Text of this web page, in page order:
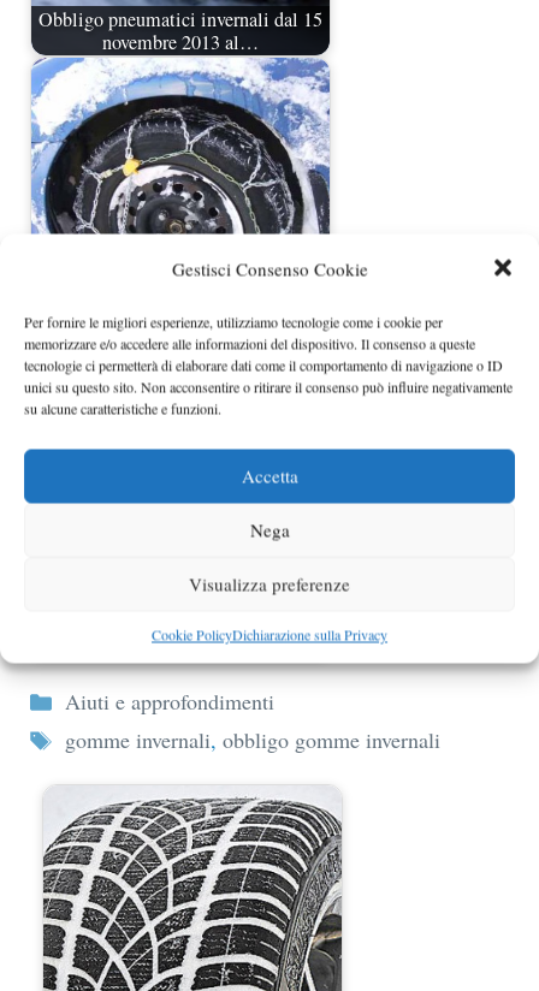
Gestisci Consenso Cookie
Per fornire le migliori esperienze, utilizziamo tecnologie come i cookie per
memorizzare e/o accedere alle informazioni del dispositivo. Il consenso a queste
tecnologie ci permetterà di elaborare dati come il comportamento di navigazione o ID
unici su questo sito. Non acconsentire o ritirare il consenso può influire negativamente
su alcune caratteristiche e funzioni.
Accetta
Nega
Visualizza preferenze
Cookie PolicyDichiarazione sulla Privacy
Obbligo pneumatici invernali dal 15
novembre 2013 al…
Obbligo catene a bordo 2011
arrivano i cartelli
Categorie
Aiuti e approfondimenti
Tag
gomme invernali, obbligo gomme invernali